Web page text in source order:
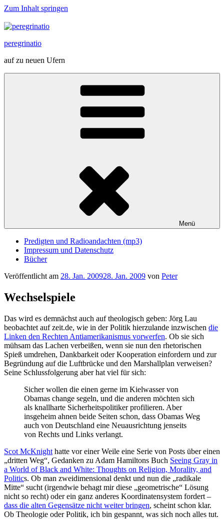
Zum Inhalt springen
peregrinatio
auf zu neuen Ufern
Menü
Predigten und Radioandachten (mp3)
Impressum und Datenschutz
Bücher
Veröffentlicht am 28. Jan. 200928. Jan. 2009 von Peter
Wechselspiele
Das wird es demnächst auch auf theologisch geben: Jörg Lau
beobachtet auf zeit.de, wie in der Politik hierzulande inzwischen die
Linken den Rechten Antiamerikanismus vorwerfen. Ob sie sich
mühsam das Lachen verbeißen, wenn sie nun den rhetorischen
Spieß umdrehen, Dankbarkeit oder Kooperation einfordern und zur
Begründung auf die Luftbrücke und den Marshallplan verweisen?
Seine Schlussfolgerung aber hat viel für sich:
Sicher wollen die einen gerne im Kielwasser von
Obamas change segeln, und die anderen möchten sich
als knallharte Sicherheitspolitiker profilieren. Aber
insgeheim ahnen beide Seiten schon, dass Obamas Weg
auch von Deutschland eine Neuausrichtung jenseits
von Rechts und Links verlangt.
Scot McKnight hatte vor einer Weile eine Serie von Posts über einen
„dritten Weg“, Gedanken zu Adam Hamiltons Buch Seeing Gray in
a World of Black and White: Thoughts on Religion, Morality, and
Politics. Ob man zweidimensional denkt und nun die „radikale
Mitte“ sucht (irgendwie behagt mir diese „geometrische“ Lösung
nicht so recht) oder ein ganz anderes Koordinatensystem fordert –
dass die alten Gegensätze nicht weiter bringen, scheint schon klar.
Ob Theologie oder Politik, ich bin gespannt, was sich noch alles tut.